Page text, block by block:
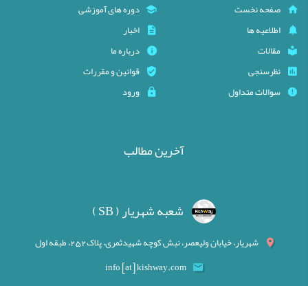
صفحه نخست
دوره های آموزشی
اطلاعیه ها
اخبار
مقالات
درباره ما
نظرسنجی
قوانین و مقررات
سوالات متداول
ورود
آخرین مطالب
شعبه شهریار ( SB )
شهریار، خیابان ولیعصر، نبش کوچه شهیدثمری، پلاک252، طبقه اول
info [at] kishway.com